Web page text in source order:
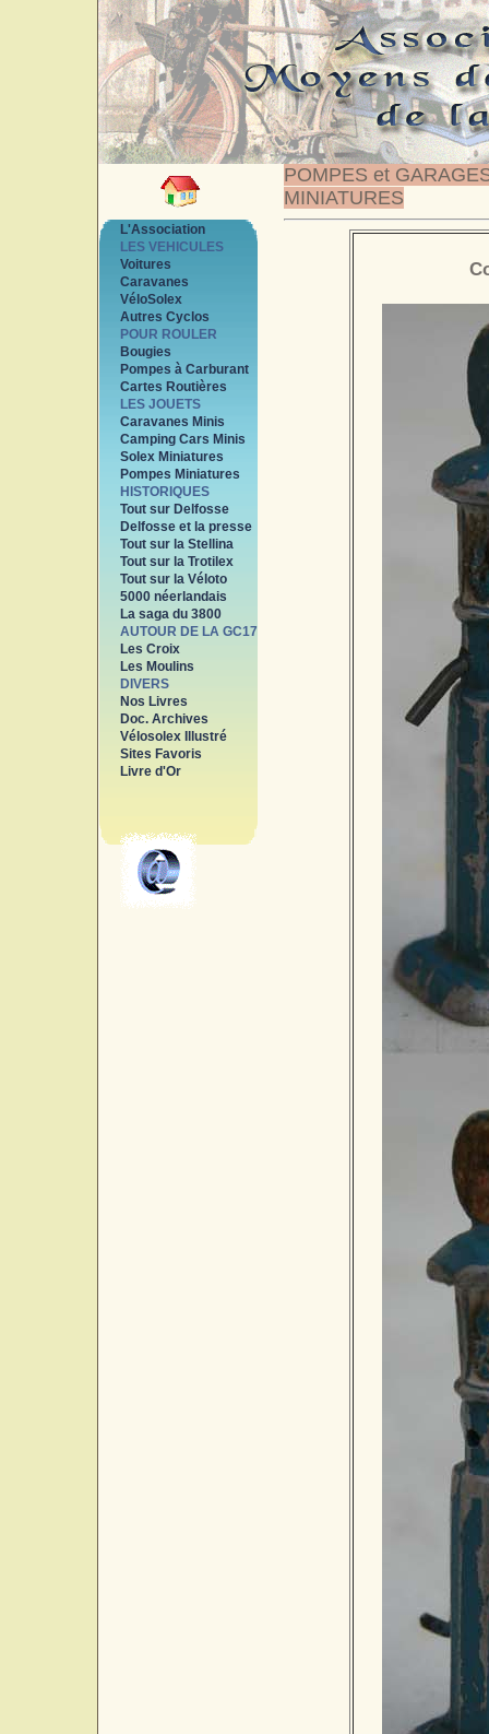
POMPES et
MINIATURES
L'Association
LES VEHICULES
Voitures
Caravanes
VéloSolex
Autres Cyclos
POUR ROULER
Bougies
Pompes à Carburant
Cartes Routières
LES JOUETS
Caravanes Minis
Camping Cars Minis
Solex Miniatures
Pompes Miniatures
HISTORIQUES
Tout sur Delfosse
Delfosse et la presse
Tout sur la Stellina
Tout sur la Trotilex
Tout sur la Véloto
5000 néerlandais
La saga du 3800
AUTOUR DE LA GC17
Les Croix
Les Moulins
DIVERS
Nos Livres
Doc. Archives
Vélosolex Illustré
Sites Favoris
Livre d'Or